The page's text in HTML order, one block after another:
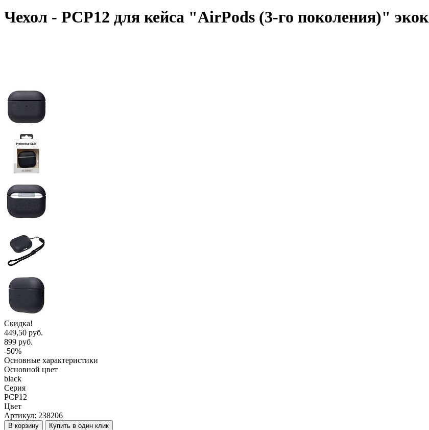
Чехол - PCP12 для кейса "AirPods (3-го поколения)"
Скидка!
449,50 руб.
899 руб.
-50%
Основные характеристики
Основной цвет
black
Серия
PCP12
Цвет
Артикул: 238206
В корзину Купить в один клик